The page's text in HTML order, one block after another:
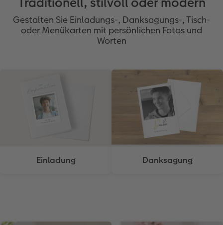
Gestalten Sie Einladungs-, Danksagungs-, Tisch-
oder Menükarten mit persönlichen Fotos und
Worten
Einladung Danksagung